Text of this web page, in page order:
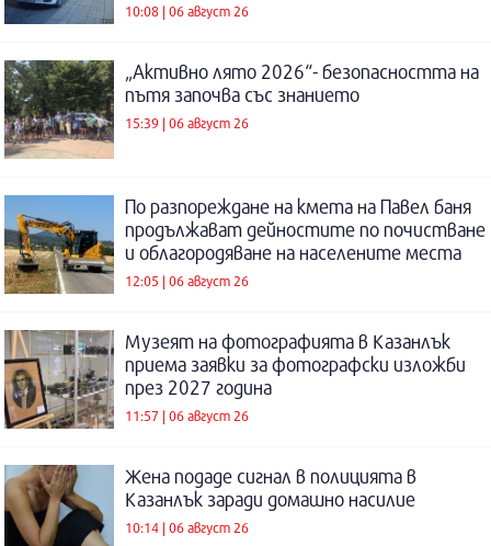
10:08 | 06 август 26
„Активно лято 2026“- безопасността на
пътя започва със знанието
15:39 | 06 август 26
По разпореждане на кмета на Павел баня
продължават дейностите по почистване
и облагородяване на населените места
12:05 | 06 август 26
Музеят на фотографията в Казанлък
приема заявки за фотографски изложби
през 2027 година
11:57 | 06 август 26
Жена подаде сигнал в полицията в
Казанлък заради домашно насилие
10:14 | 06 август 26